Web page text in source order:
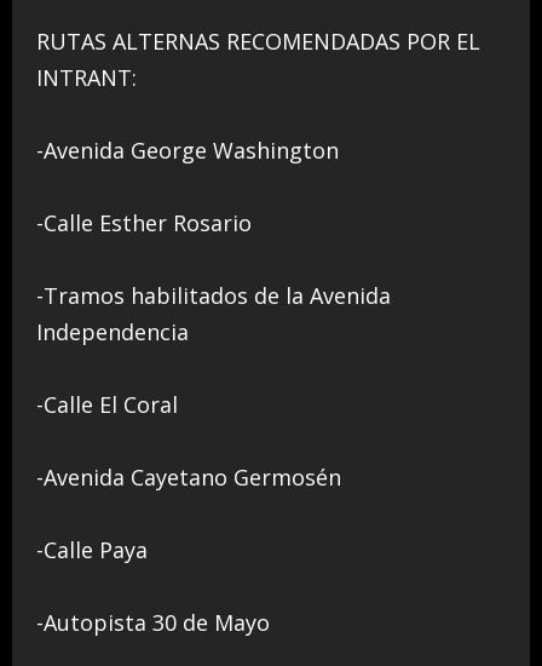
RUTAS ALTERNAS RECOMENDADAS POR EL
INTRANT:
-Avenida George Washington
-Calle Esther Rosario
-Tramos habilitados de la Avenida
Independencia
-Calle El Coral
-Avenida Cayetano Germosén
-Calle Paya
-Autopista 30 de Mayo